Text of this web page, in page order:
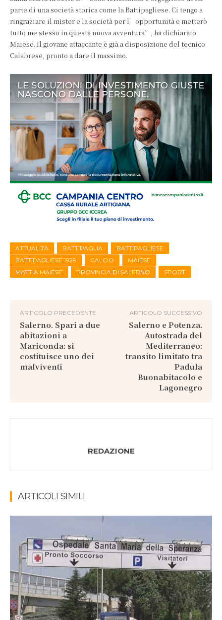
parte di una società storica come la Battipagliese. Ci tengo a
ringraziare il mister e la società per l’opportunità e metterò
tutto me stesso in questa nuova avventura”, ha dichiarato
Maiese. Il giovane attaccante è già a disposizione del tecnico
Calabrese, pronto a dare il massimo.
ATTUALITÀ BATTIPAGLIA
BATTIPAGLIESE
BATTIPAGLIESE 1929
CALCIO
MAIESE
MATTIA MAIESE
PROVINCIA DI SALERNO SPORT
ARTICOLO PRECEDENTE
Salerno. Spari a due
abitazioni a
Mariconda: si
costituisce uno dei
malviventi
ARTICOLO SUCCESSIVO
Salerno e Potenza.
Autostrada del
Mediterraneo:
transito limitato tra
Padula
Buonabitacolo e
Lagonegro
REDAZIONE
ARTICOLI SIMILI